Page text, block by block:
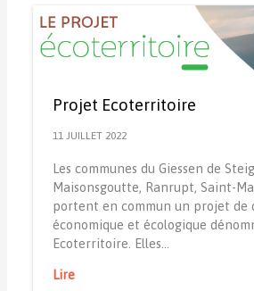
Projet Ecoterritoire
11 JUILLET 2022
Les communes du Giessen de
Maisonsgoutte, Ranrupt, Saint-
portent en commun un projet de
économique et écologique
Ecoterritoire. Elles…
Lire